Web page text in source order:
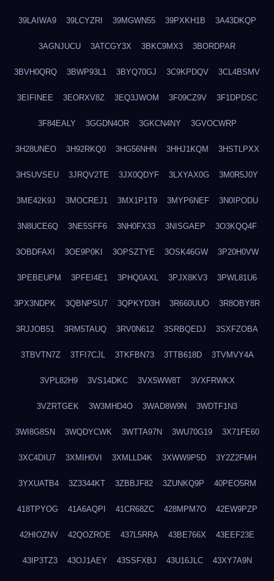
39LAIWA9 39LCYZRI 39MGWN55 39PXKH1B 3A43DKQP
3AGNJUCU 3ATCGY3X 3BKC9MX3 3BORDPAR
3BVH0QRQ 3BWP93L1 3BYQ70GJ 3C9KPDQV 3CL4BSMV
3EIFINEE 3EORXV8Z 3EQ3JWOM 3F09CZ9V 3F1DPDSC
3F84EALY 3GGDN4OR 3GKCN4NY 3GVOCWRP
3H28UNEO 3H92RKQ0 3HG56NHN 3HHJ1KQM 3HSTLPXX
3HSUVSEU 3JRQV2TE 3JX0QDYF 3LXYAX0G 3M0R5J0Y
3ME42K9J 3MOCREJ1 3MX1P1T9 3MYP6NEF 3N0IPODU
3N8UCE6Q 3NE5SFF6 3NH0FX33 3NISGAEP 3O3KQQ4F
3OBDFAXI 3OE9P0KI 3OPSZTYE 3OSK46GW 3P20H0VW
3PEBEUPM 3PFEI4E1 3PHQ0AXL 3PJX8KV3 3PWL81U6
3PX3NDPK 3QBNPSU7 3QPKYD3H 3R660UUO 3R8OBY8R
3RJJOB51 3RM5TAUQ 3RV0N612 3SRBQEDJ 3SXFZOBA
3TBVTN7Z 3TFI7CJL 3TKFBN73 3TTB618D 3TVMVY4A
3VPL82H9 3VS14DKC 3VX5WW8T 3VXFRWKX
3VZRTGEK 3W3MHD4O 3WAD8W9N 3WDTF1N3
3WI8G8SN 3WQDYCWK 3WTTA97N 3WU70G19 3X71FE60
3XC4DIU7 3XMIH0VI 3XMLLD4K 3XWW9P5D 3Y2Z2FMH
3YXUATB4 3Z3344KT 3ZBBJF82 3ZUNKQ9P 40PEO5RM
418TPYOG 41A6AQPI 41CR68ZC 428MPM7O 42EW9PZP
42HIOZNV 42QOZROE 437L5RRA 43BE766X 43EEF23E
43IP3TZ3 43OJ1AEY 43SSFXBJ 43U16JLC 43XY7A9N